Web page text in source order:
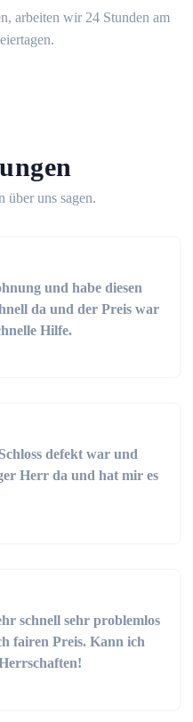
arbeiten wir 24 Stunden am
über uns sagen.
und habe diesen
da und der Preis war
Hilfe.
defekt war und
Herr da und hat mir es
schnell sehr problemlos
fairen Preis. Kann ich